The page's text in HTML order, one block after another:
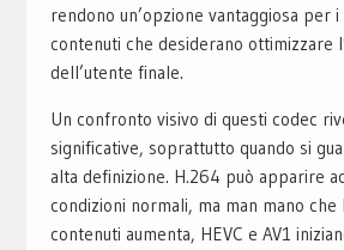
rendono un’opzione vantaggiosa per
contenuti che desiderano ottimizzare
dell’utente finale.
Un confronto visivo di questi codec
significative, soprattutto quando si
alta definizione. H.264 può apparire
condizioni normali, ma man mano
contenuti aumenta, HEVC e AV1